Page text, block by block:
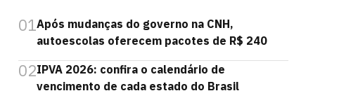
01Após mudanças do governo na CNH,
autoescolas oferecem pacotes de R$ 240
02IPVA 2026: confira o calendário de
vencimento de cada estado do Brasil